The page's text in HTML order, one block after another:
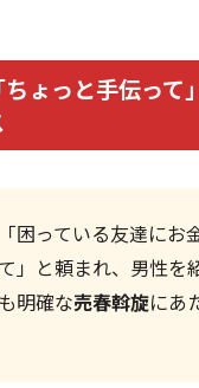
ょっと手伝って
困っている友達にお
」と頼まれ、男性を
明確な売春斡旋にあ